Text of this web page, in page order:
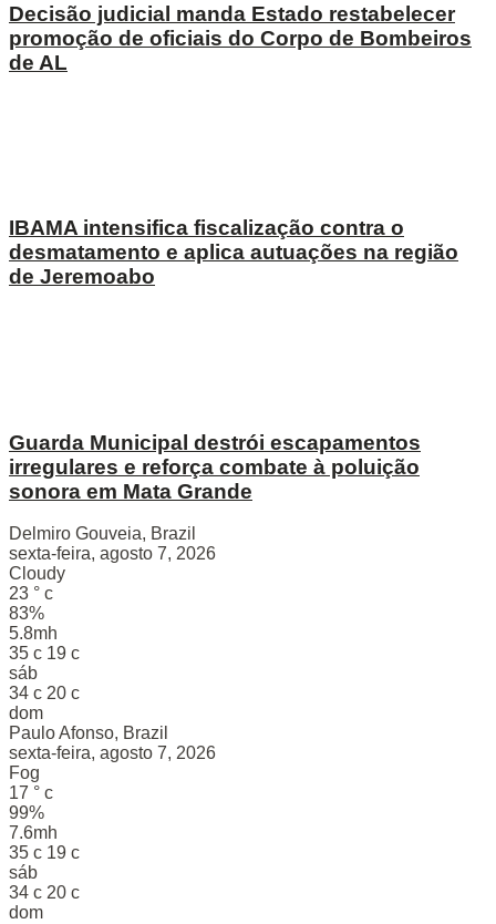
Decisão judicial manda Estado restabelecer
promoção de oficiais do Corpo de Bombeiros
de AL
IBAMA intensifica fiscalização contra o
desmatamento e aplica autuações na região
de Jeremoabo
Guarda Municipal destrói escapamentos
irregulares e reforça combate à poluição
sonora em Mata Grande
Delmiro Gouveia, Brazil
sexta-feira, agosto 7, 2026
Cloudy
23 ° c
83%
5.8mh
35 c 19 c
sáb
34 c 20 c
dom
Paulo Afonso, Brazil
sexta-feira, agosto 7, 2026
Fog
17 ° c
99%
7.6mh
35 c 19 c
sáb
34 c 20 c
dom